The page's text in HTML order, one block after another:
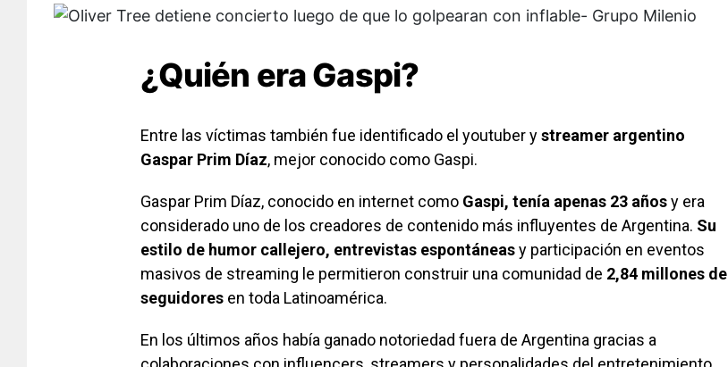
¿Quién era Gaspi?
Entre las víctimas también fue identificado el youtuber ystreamer argentino
Gaspar Prim Díaz, mejor conocido como Gaspi.
Gaspar Prim Díaz, conocido en internet como Gaspi, tenía apenas 23 añosy era
considerado uno de los creadores de contenido más influyentes de Argentina. Su
estilo de humor callejero, entrevistas espontáneasy participación en eventos
masivos de streaming le permitieron construir una comunidad de 2,84 millones de
seguidores en toda Latinoamérica.
En los últimos años había ganado notoriedad fuera de Argentina gracias a